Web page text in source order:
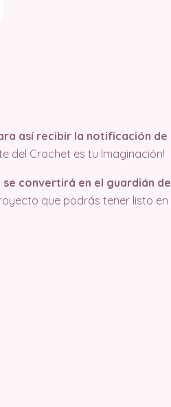
así recibir la notificación de
del Crochet es tu Imaginación!
convertirá en el guardián de
que podrás tener listo en